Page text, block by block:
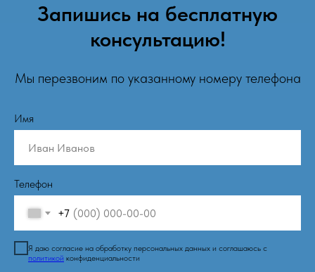
Запишись на бесплатную
консультацию!
Мы перезвоним по указанному номеру телефона
Имя
Телефон
+7
Я даю согласие на обработку персональных данных и соглашаюсь с
политикой конфиденциальности